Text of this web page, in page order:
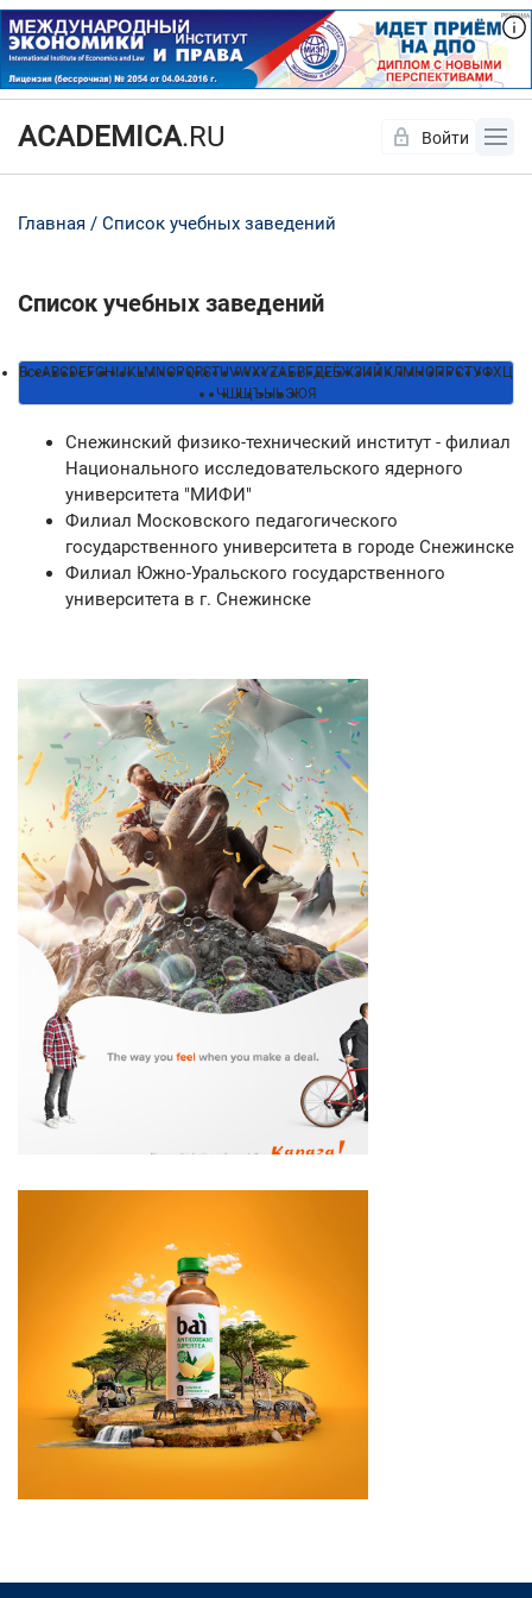
ACADEMICA.RU Войти
Главная Список учебных заведений
Список учебных заведений
ВсеABC DEFGH JKLM NOPQRSTUVWXYZАБВГДЕЁЖЗИ Й КЛМ НОП РСТУФХ Ц
ЧШЩЪЫ ЬЭЮЯ
Снежинский физико-технический институт - филиал
Национального исследовательского ядерного
университета "МИФИ"
Филиал Московского педагогического
государственного университета в городе Снежинске
Филиал Южно-Уральского государственного
университета в г. Снежинске
Да Нет